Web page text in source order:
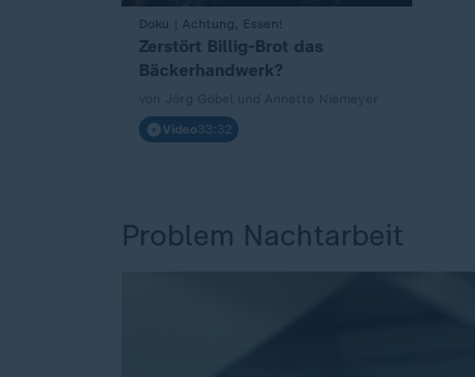
Doku | Achtung, Essen!
:
Zerstört Billig-Brot das
Bäckerhandwerk?
Video33:32
Problem Nachtarbeit